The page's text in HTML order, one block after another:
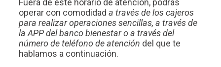
Fuera de este horario de atención, podrás
operar con comodidad a través de los cajeros
para realizar operaciones sencillas, a través de
la APP del banco bienestar o a través del
número de teléfono de atención del que te
hablamos a continuación.